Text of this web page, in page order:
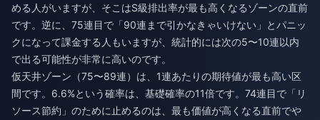
める人がいますが、そこはS級排出率が最も高くなるゾーンの直前
です。逆に、75連目で「90連まで引かなきゃいけない」とパニッ
クになって課金する人もいますが、統計的には次の5〜10連以内
で出る可能性が非常に高いのです。
仮天井ゾーン（75〜89連）は、1連あたりの期待値が最も高い区
間です。6.6%という確率は、基礎確率の11倍です。74連目で「リ
ソース節約」のために止めるのは、最も価値が高くなる直前でや